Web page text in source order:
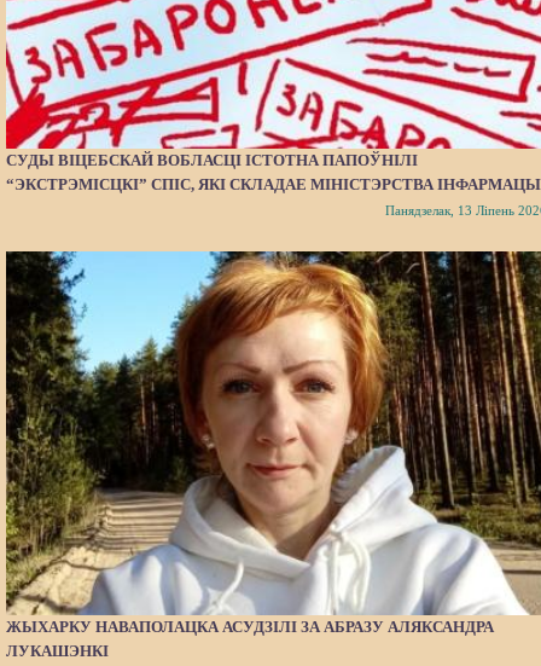
СУДЫ ВІЦЕБСКАЙ ВОБЛАСЦІ ІСТОТНА ПАПОЎНІЛІ
“ЭКСТРЭМІСЦКІ” СПІС, ЯКІ СКЛАДАЕ МІНІСТЭРСТВА
Панядзелак, 13 Ліпень
ЖЫХАРКУ НАВАПОЛАЦКА АСУДЗІЛІ ЗА АБРАЗУ АЛЯКСАНДРА
ЛУКАШЭНКІ